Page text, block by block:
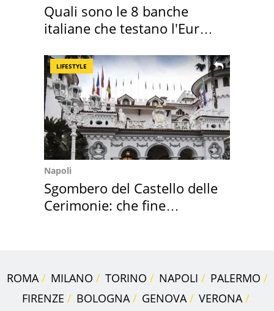
Quali sono le 8 banche
italiane che testano l'Euro
LIFESTYLE
Napoli
Sgombero del Castello delle
Cerimonie: che fine
ROMA MILANO TORINO NAPOLI
PALERMO
FIRENZE
BOLOGNA GENOVA
VERONA